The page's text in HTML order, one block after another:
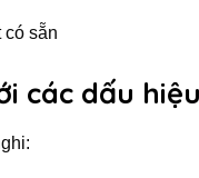
có sẵn
các dấu